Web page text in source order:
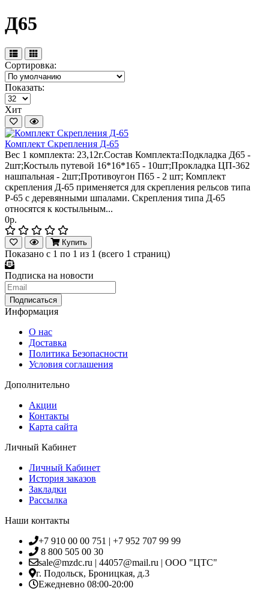
Д65
Сортировка:
Показать:
Хит
Комплект Скрепления Д-65
Вес 1 комплекта: 23,12г.Состав Комплекта:Подкладка Д65 -
2шт;Костыль путевой 16*16*165 - 10шт;Прокладка ЦП-362
нашпальная - 2шт;Противоугон П65 - 2 шт; Комплект
скрепления Д-65 применяется для скрепления рельсов типа
Р-65 с деревянными шпалами. Скрепления типа Д-65
относятся к костыльным...
0р.
Купить
Показано с 1 по 1 из 1 (всего 1 страниц)
Подписка на новости
Информация
О нас
Доставка
Политика Безопасности
Условия соглашения
Дополнительно
Акции
Контакты
Карта сайта
Личный Кабинет
Личный Кабинет
История заказов
Закладки
Рассылка
Наши контакты
+7 910 00 00 751 | +7 952 707 99 99
8 800 505 00 30
sale@mzdc.ru | 44057@mail.ru | ООО "ЦТС"
г. Подольск, Броницкая, д.3
Ежедневно 08:00-20:00